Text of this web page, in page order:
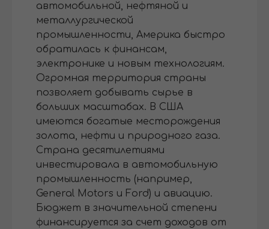
автомобильной, нефтяной и
металлургической
промышленности, Америка быстро
обратилась к финансам,
электронике и новым технологиям.
Огромная территория страны
позволяет добывать сырье в
больших масштабах. В США
имеются богатые месторождения
золота, нефти и природного газа.
Страна десятилетиями
инвестировала в автомобильную
промышленность (например,
General Motors и Ford) и авиацию.
Бюджет в значительной степени
финансируется за счет доходов от